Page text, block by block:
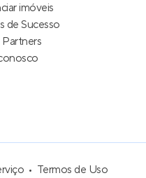
imóveis
de Sucesso
Termos de Uso